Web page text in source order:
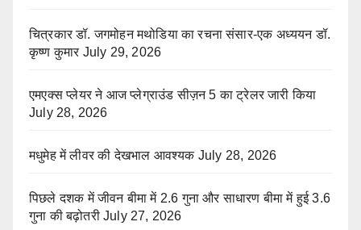
चित्रकार डॉ. जगमोहन मथोडिया का रचना संसार-एक अध्ययन डॉ.
कृष्ण कुमार July 29, 2026
एमएक्स प्लेयर ने आज प्लेग्राउंड सीज़न 5 का ट्रेलर जारी किया
July 28, 2026
मधुमेह में लीवर की देखभाल आवश्यक July 28, 2026
पिछले दशक में जीवन बीमा में 2.6 गुना और साधारण बीमा में हुई 3.6
गुना की बढ़ोतरी July 27, 2026